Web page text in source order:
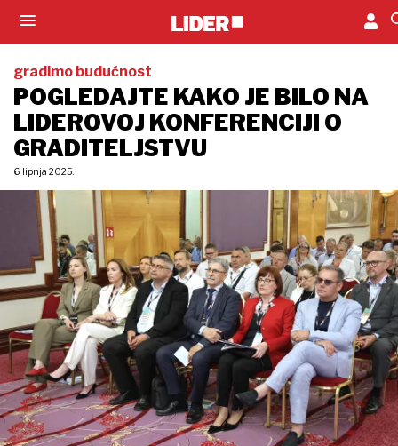
gradimo budućnost
POGLEDAJTE KAKO JE BILO NA
LIDEROVOJ KONFERENCIJI O
GRADITELJSTVU
6. lipnja 2025.